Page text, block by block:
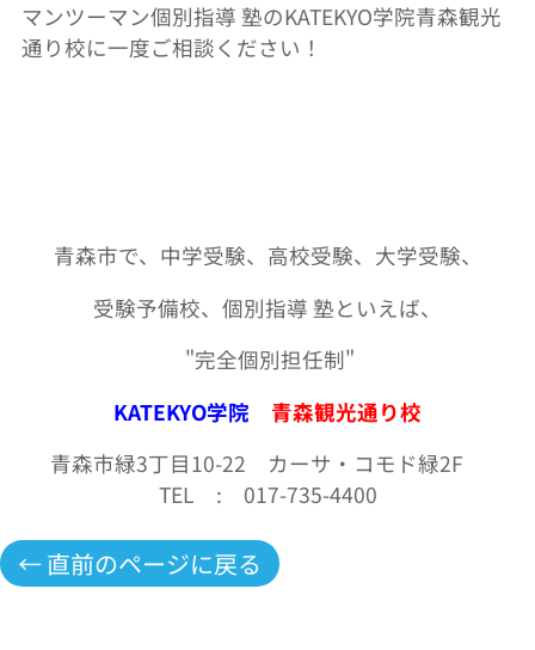
マンツーマン個別指導 塾のKATEKYO学院青森観光
通り校に一度ご相談ください！
青森市で、中学受験、高校受験、大学受験、
受験予備校、個別指導 塾といえば、
"完全個別担任制"
KATEKYO学院
青森観光通り校
青森市緑3丁目10-22 カーサ・コモド緑2F
TEL
: 017-735-4400
← 直前のページに戻る